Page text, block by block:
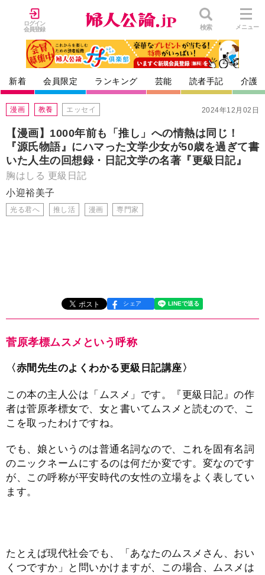
ログイン
会員登録
検索 メニュー
新着 会員限定 ランキング 芸能 読者手記 介護
2024年12月02日
漫画 教養 エッセイ
【漫画】1000年前も「推し」への情熱は同じ！
『源氏物語』にハマった文学少女が50歳を過ぎて書
いた人生の回想録・日記文学の名著『更級日記』
胸はしる 更級日記
小迎裕美子
光る君へ 推し活 漫画 専門家
シェア
菅原孝標ムスメという呼称
〈赤間先生のよくわかる更級日記講座〉
この本の主人公は「ムスメ」です。『更級日記』の作
者は菅原孝標女で、女と書いてムスメと読むので、こ
こを取ったわけですね。
でも、娘というのは普通名詞なので、これを固有名詞
のニックネームにするのは何だか変です。変なのです
が、この呼称が平安時代の女性の立場をよく表してい
ます。
たとえば現代社会でも、「あなたのムスメさん、おい
くつですか」と問いかけますが、この場合、ムスメは